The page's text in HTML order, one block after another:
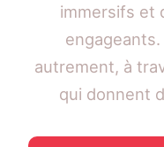
immersifs et
autrement, à
qui donnent